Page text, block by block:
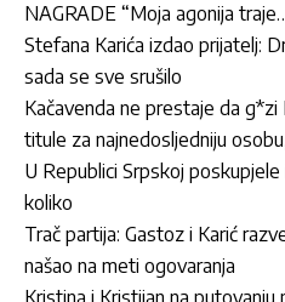
NAGRADE “Moja agonija
Stefana Karića izdao prijatelj:
sada se sve srušilo
Kačavenda ne prestaje da g*zi
titule za najnedosljedniju
U Republici Srpskoj
koliko
Trač partija: Gastoz i Karić
našao na meti ogovaranja